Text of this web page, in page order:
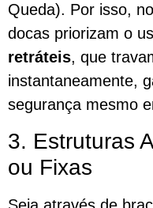
Queda). Por isso,
docas priorizam o
retráteis, que
instantaneamente,
segurança mesmo
3. Estruturas
ou Fixas
Seja através de